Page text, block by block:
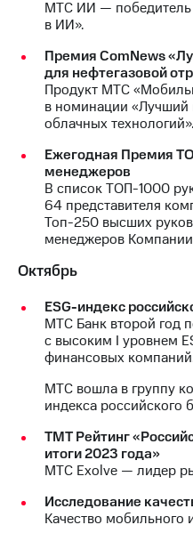
МТС ИИ —
в ИИ».
Премия ComNews
для нефтегазовой
Продукт МТС
в номинации «Лучший
облачных технологий».
Ежегодная Премия
менеджеров
В список ТОП-1000
64 представителя
Топ-250 высших
менеджеров
Октябрь
ESG-индекс
МТС Банк второй год
с высоким I уровнем
финансовых
МТС вошла в группу
индекса российского
ТМТ Рейтинг
итоги 2023 года»
МТС Exolve — лидер
Исследование
Качество мобильного